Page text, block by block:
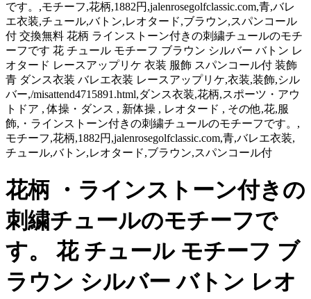
です。,モチーフ,花柄,1882円,jalenrosegolfclassic.com,青,バレ
エ衣装,チュール,バトン,レオタード,ブラウン,スパンコール
付 交換無料 花柄 ラインストーン付きの刺繍チュールのモチ
ーフです 花 チュール モチーフ ブラウン シルバー バトン レ
オタード レースアップリケ 衣装 服飾 スパンコール付 装飾
青 ダンス衣装 バレエ衣装 レースアップリケ,衣装,装飾,シル
バー,/misattend4715891.html,ダンス衣装,花柄,スポーツ・アウ
トドア , 体操・ダンス , 新体操 , レオタード , その他,花,服
飾,・ラインストーン付きの刺繍チュールのモチーフです。,
モチーフ,花柄,1882円,jalenrosegolfclassic.com,青,バレエ衣装,
チュール,バトン,レオタード,ブラウン,スパンコール付
花柄 ・ラインストーン付きの
刺繍チュールのモチーフで
す。 花 チュール モチーフ ブ
ラウン シルバー バトン レオ